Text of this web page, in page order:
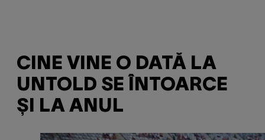
CINE VINE O DATĂ LA
UNTOLD SE ÎNTOARCE
ȘI LA ANUL